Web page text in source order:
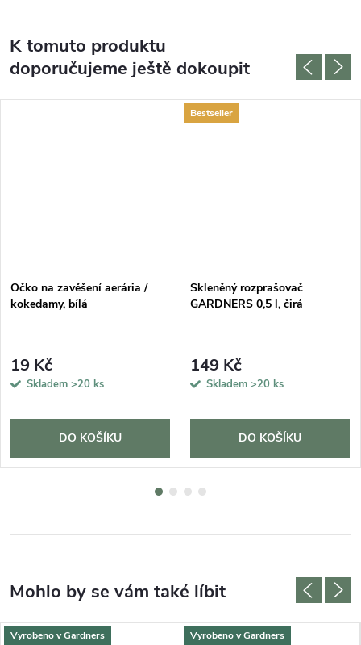
K tomuto produktu
doporučujeme ještě dokoupit
Očko na zavěšení aerária /
kokedamy, bílá
19 Kč
Skladem >20 ks
DO KOŠÍKU
Bestseller
Skleněný rozprašovač
GARDNERS 0,5 l, čirá
149 Kč
Skladem >20 ks
DO KOŠÍKU
Vyrobeno v Gardners Vyrobeno v Gardners